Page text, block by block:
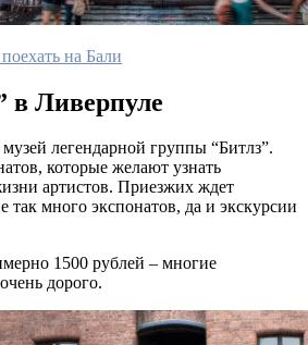
на Бали
в Ливерпуле
легендарной группы “Битлз”.
которые желают узнать
артистов. Приезжих ждет
так много экспонатов, да и экскурсии
1500 рублей – многие
дорого.